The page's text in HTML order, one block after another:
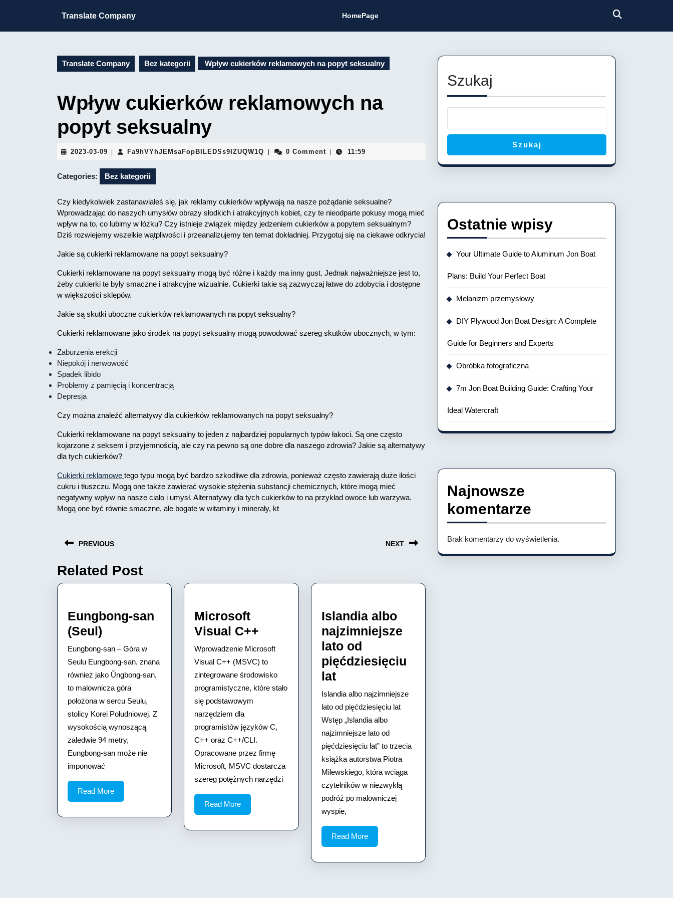
Translate Company HomePage
Translate Company Bez kategorii Wpływ cukierków reklamowych na popyt seksualny
Wpływ cukierków reklamowych na
popyt seksualny
2023-03-09 2023-
09
Fa9hVYhJEMsaFopBILEDSs9IZUQW1Q Fa9hVYhJEMsaFopBILEDSs9IZUQW1Q
0 Comment 11:59
Categories: Bez kategorii
Czy kiedykolwiek zastanawiałeś się, jak reklamy cukierków wpływają na nasze pożądanie seksualne?
Wprowadzając do naszych umysłów obrazy słodkich i atrakcyjnych kobiet, czy te nieodparte pokusy mogą mieć
wpływ na to, co lubimy w łóżku? Czy istnieje związek między jedzeniem cukierków a popytem seksualnym?
Dziś rozwiejemy wszelkie wątpliwości i przeanalizujemy ten temat dokładniej. Przygotuj się na ciekawe odkrycia!
Jakie są cukierki reklamowane na popyt seksualny?
Cukierki reklamowane na popyt seksualny mogą być różne i każdy ma inny gust. Jednak najważniejsze jest to,
żeby cukierki te były smaczne i atrakcyjne wizualnie. Cukierki takie są zazwyczaj łatwe do zdobycia i dostępne
w większości sklepów.
Jakie są skutki uboczne cukierków reklamowanych na popyt seksualny?
Cukierki reklamowane jako środek na popyt seksualny mogą powodować szereg skutków ubocznych, w tym:
Zaburzenia erekcji
Niepokój i nerwowość
Spadek libido
Problemy z pamięcią i koncentracją
Depresja
Czy można znaleźć alternatywy dla cukierków reklamowanych na popyt seksualny?
Cukierki reklamowane na popyt seksualny to jeden z najbardziej popularnych typów łakoci. Są one często
kojarzone z seksem i przyjemnością, ale czy na pewno są one dobre dla naszego zdrowia? Jakie są alternatywy
dla tych cukierków?
Cukierki reklamowe tego typu mogą być bardzo szkodliwe dla zdrowia, ponieważ często zawierają duże ilości
cukru i tłuszczu. Mogą one także zawierać wysokie stężenia substancji chemicznych, które mogą mieć
negatywny wpływ na nasze ciało i umysł. Alternatywy dla tych cukierków to na przykład owoce lub warzywa.
Mogą one być równie smaczne, ale bogate w witaminy i minerały, kt
wpisu
PREVIOUS
Previous
post:
NEXT
post:
Related Post
Eungbong-san
(Seul)
san
(Seul)
Eungbong-san – Góra w
Seulu Eungbong-san, znana
również jako Ŭngbong-san,
to malownicza góra
położona w sercu Seulu,
stolicy Korei Południowej. Z
wysokością wynoszącą
zaledwie 94 metry,
Eungbong-san może nie
imponować
Read MoreRead
More
Microsoft
Visual C++
Visual
C++
Wprowadzenie Microsoft
Visual C++ (MSVC) to
zintegrowane środowisko
programistyczne, które stało
się podstawowym
narzędziem dla
programistów języków C,
C++ oraz C++/CLI.
Opracowane przez firmę
Microsoft, MSVC dostarcza
szereg potężnych narzędzi
Read MoreRead
More
Islandia albo
najzimniejsze
lato od
pięćdziesięciu
latIslandia
albo
najzimniejsze
lato
od
pięćdziesięciu
lat
Islandia albo najzimniejsze
lato od pięćdziesięciu lat
Wstęp „Islandia albo
najzimniejsze lato od
pięćdziesięciu lat” to trzecia
książka autorstwa Piotra
Milewskiego, która wciąga
czytelników w niezwykłą
podróż po malowniczej
wyspie,
Read MoreRead
More
Szukaj
Szukaj
Ostatnie wpisy
Your Ultimate Guide to Aluminum Jon Boat
Plans: Build Your Perfect Boat
Melanizm przemysłowy
DIY Plywood Jon Boat Design: A Complete
Guide for Beginners and Experts
Obróbka fotograficzna
7m Jon Boat Building Guide: Crafting Your
Ideal Watercraft
Najnowsze
komentarze
Brak komentarzy do wyświetlenia.